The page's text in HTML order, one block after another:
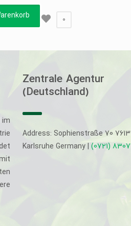
0
im
Zentrale Agentur
(Deutschland)
Address: Sophienstraße 70
Karlsruhe Germany | (0721)